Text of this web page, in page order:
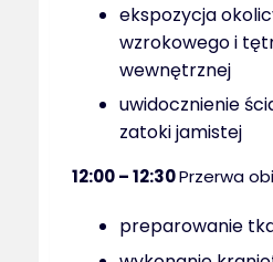
ekspozycja
wzrokowego i
wewnętrznej
uwidocznienie
zatoki jamistej
12:00 – 12:30Przerwa
preparowanie